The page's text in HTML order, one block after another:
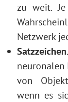
zu weit.
Netzwerk
Satzzeichen
neuronalen
von
wenn es